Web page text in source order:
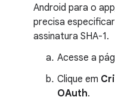
Android para o
precisa
assinatura SHA-1.
Acesse a
Clique em
OAuth.